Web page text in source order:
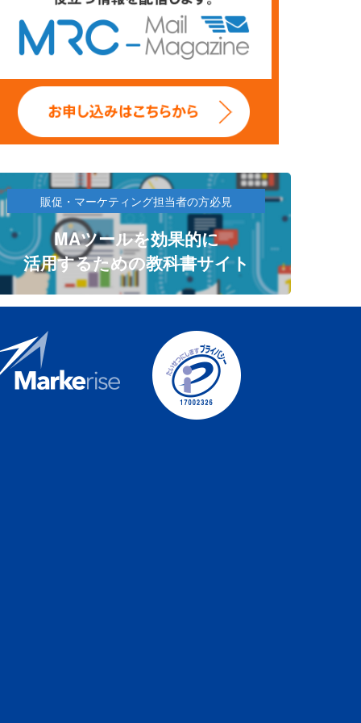
販促・マーケティング担当者の方必見
MAツールを効果的に
活用するための教科書サイト